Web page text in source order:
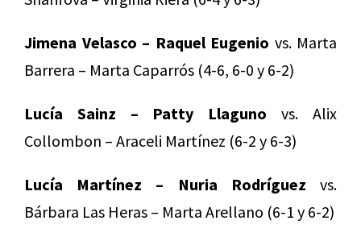
Jimena Velasco – Raquel Eugenio vs. Marta
Barrera – Marta Caparrós (4-6, 6-0 y 6-2)
Lucía Sainz – Patty Llaguno vs. Alix
Collombon – Araceli Martínez (6-2 y 6-3)
Lucía Martínez – Nuria Rodríguez vs.
Bárbara Las Heras – Marta Arellano (6-1 y 6-2)